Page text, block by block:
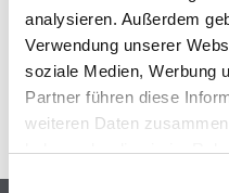
analysieren. Außerdem
Verwendung unserer
soziale Medien, Werbung
Partner führen diese
weiteren Daten
haben oder die sie im
Einwilligungsauswahl
Erkunden Sie in der
und lassen
ZURÜCK